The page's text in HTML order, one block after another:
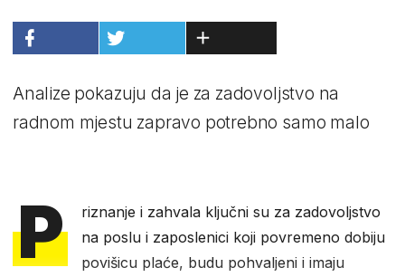
Analize pokazuju da je za zadovoljstvo na
radnom mjestu zapravo potrebno samo malo
P
riznanje i zahvala ključni su za zadovoljstvo
na poslu i zaposlenici koji povremeno dobiju
povišicu plaće, budu pohvaljeni i imaju